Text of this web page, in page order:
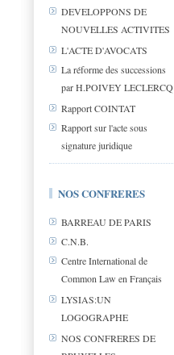
DEVELOPPONS DE
NOUVELLES ACTIVITES
L'ACTE D'AVOCATS
La réforme des successions
par H.POIVEY LECLERCQ
Rapport COINTAT
Rapport sur l'acte sous
signature juridique
NOS CONFRERES
BARREAU DE PARIS
C.N.B.
Centre International de
Common Law en Français
LYSIAS:UN
LOGOGRAPHE
NOS CONFRERES DE